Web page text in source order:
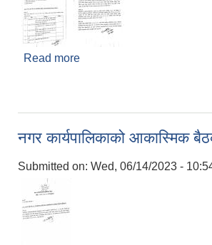
Read more
नगर कार्यपालिकाको आकास्मिक
Submitted on: Wed, 06/14/2023 -